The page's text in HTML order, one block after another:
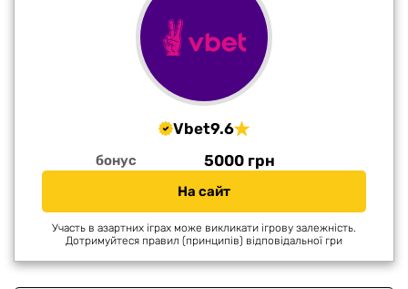
Vbet9.6
бонус 5000 грн
На сайт
Участь в азартних іграх може викликати ігрову залежність.
Дотримуйтеся правил (принципів) відповідальної гри